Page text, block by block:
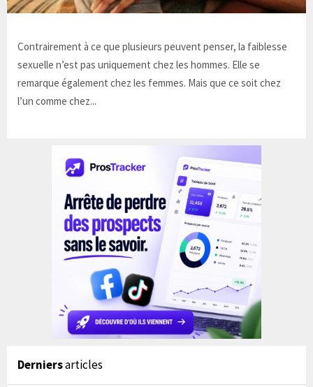
Contrairement à ce que plusieurs peuvent penser, la faiblesse
sexuelle n’est pas uniquement chez les hommes. Elle se
remarque également chez les femmes. Mais que ce soit chez
l’un comme chez...
Derniersarticles